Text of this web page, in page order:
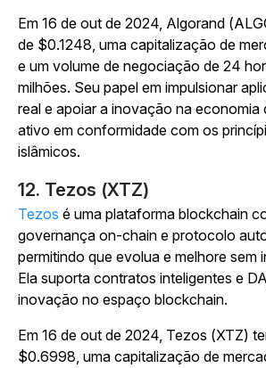
Em 16 de out de 2024, Algorand
de $0.1248, uma capitalização de
e um volume de negociação de 24
milhões. Seu papel em impulsionar
real e apoiar a inovação na economia
ativo em conformidade com os
islâmicos.
12. Tezos (XTZ)
Tezos é uma plataforma blockchain
governança on-chain e protocolo
permitindo que evolua e melhore sem
Ela suporta contratos inteligentes e
inovação no espaço blockchain.
Em 16 de out de 2024, Tezos (XTZ)
$0.6998, uma capitalização de